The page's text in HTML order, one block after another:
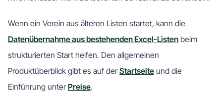
Wenn ein Verein aus älteren Listen startet, kann die
Datenübernahme aus bestehenden Excel-Listen beim
strukturierten Start helfen. Den allgemeinen
Produktüberblick gibt es auf der Startseite und die
Einführung unter Preise.